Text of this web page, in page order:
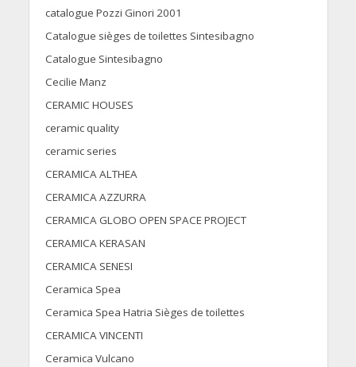
catalogue Pozzi Ginori 2001
Catalogue sièges de toilettes Sintesibagno
Catalogue Sintesibagno
Cecilie Manz
CERAMIC HOUSES
ceramic quality
ceramic series
CERAMICA ALTHEA
CERAMICA AZZURRA
CERAMICA GLOBO OPEN SPACE PROJECT
CERAMICA KERASAN
CERAMICA SENESI
Ceramica Spea
Ceramica Spea Hatria Sièges de toilettes
CERAMICA VINCENTI
Ceramica Vulcano